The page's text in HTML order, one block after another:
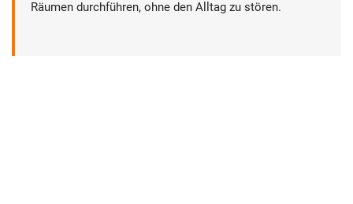
Räumen durchführen, ohne den Alltag zu stören.